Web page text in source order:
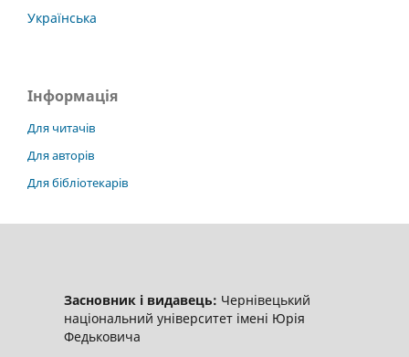
Українська
Інформація
Для читачів
Для авторів
Для бібліотекарів
Засновник і видавець: Чернівецький
національний університет імені Юрія
Федьковича